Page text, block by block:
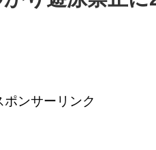
ポンサーリンク